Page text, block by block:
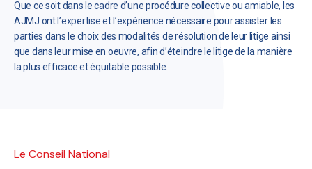
Que ce soit dans le cadre d’une procédure collective ou amiable, les
AJMJ ont l’expertise et l’expérience nécessaire pour assister les
parties dans le choix des modalités de résolution de leur litige ainsi
que dans leur mise en oeuvre, afin d’éteindre le litige de la manière
la plus efficace et équitable possible.
Le Conseil National